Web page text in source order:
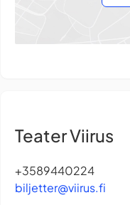
Teater Viirus
+3589440224
biljetter@viirus.fi